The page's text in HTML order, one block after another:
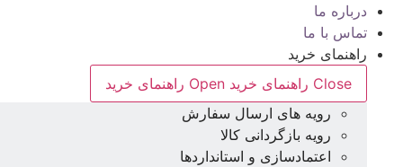
درباره ما
تماس با ما
راهنمای خرید
Close راهنمای خرید
Open راهنمای خرید
رویه های ارسال سفارش
رویه بازگردانی کالا
اعتمادسازی و استانداردها